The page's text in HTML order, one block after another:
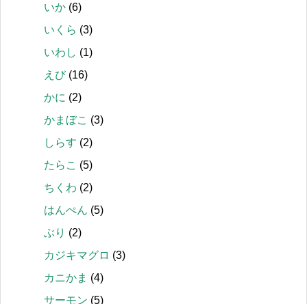
いか (6)
いくら (3)
いわし (1)
えび(16)
かに (2)
かまぼこ (3)
しらす (2)
たらこ (5)
ちくわ (2)
はんぺん (5)
ぶり (2)
カジキマグロ (3)
カニかま (4)
サーモン (5)